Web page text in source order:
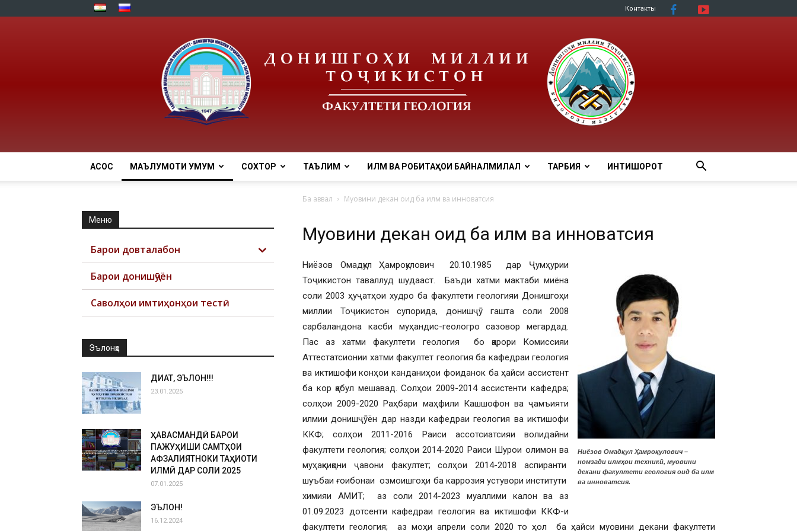
Контакты
АСОСӢ МАЪЛУМОТИ УМУМӢ СОХТОР ТАЪЛИМ ИЛМ ВА РОБИТАҲОИ БАЙНАЛМИЛАЛӢ ТАРБИЯ ИНТИШОРОТ
Ба аввал Муовини декан оид ба илм ва инноватсия
Муовини декан оид ба илм ва инноватсия
Ниёзов Омадқул Ҳамроқулович –
номзади илмҳои техникӣ, муовини
декани факултети геология оид ба илм
ва инноватсия.
Ниёзов Омадқул Ҳамроқулович 20.10.1985 дар Ҷумҳурии
Тоҷикистон таваллуд шудааст. Баъди хатми мактаби миёна
соли 2003 ҳуҷатҳои худро ба факултети геологияи Донишгоҳи
миллии Тоҷикистон супорида, донишҷӯ гашта соли 2008
сарбаландона касби муҳандис-геологро сазовор мегардад.
Пас аз хатми факултети геология бо қарори Комиссияи
Аттестатсионии хатми факултет геология ба кафедраи геология
ва иктишофи конҳои канданиҳои фоиданок ба ҳайси ассистент
ба кор қабул мешавад. Солҳои 2009-2014 ассистенти кафедра;
солҳои 2009-2020 Раҳбари маҳфили Кашшофон ва ҷамъияти
илмии донишҷӯён дар назди кафедраи геология ва иктишофи
ККФ; солҳои 2011-2016 Раиси ассотсиатсияи волидайни
факултети геология; солҳои 2014-2020 Раиси Шурои олимон ва
муҳақкиқони ҷавони факултет; солҳои 2014-2018 аспиранти
шуъбаи ғоибонаи озмоишгоҳи ба каррозия устувори институти
химияи АМИТ; аз соли 2014-2023 муаллими калон ва аз
01.09.2023 дотсенти кафедраи геология ва иктишофи ККФ-и
факултети геология; аз моҳи апрели соли 2020 то ҳол ба ҳайси муовини декани факултети
Меню
Барои довталабон
Барои донишҷӯён
Саволҳои имтиҳонҳои тестӣ
Эълонҳо
ДИҚҚАТ, ЭЪЛОН!!!
23.01.2025
ҲАВАСМАНДӢ БАРОИ
ПАЖУҲИШИ САМТҲОИ
АФЗАЛИЯТНОКИ ТАҲҚИҚОТИ
ИЛМӢ ДАР СОЛИ 2025
07.01.2025
ЭЪЛОН!
16.12.2024